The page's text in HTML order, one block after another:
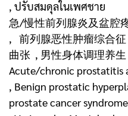
, ปรับสมดุลในเพศชาย
急/慢性前列腺炎及盆腔
, 前列腺恶性肿瘤综合
曲张 , 男性身体调理养生
Acute/chronic prostatitis
, Benign prostatic
prostate cancer